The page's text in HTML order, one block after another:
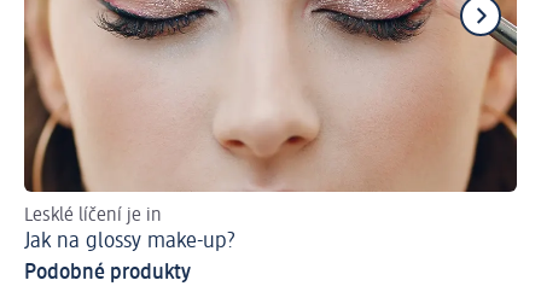
Lesklé líčení je in
Jak na glossy make-up?
Podobné produkty